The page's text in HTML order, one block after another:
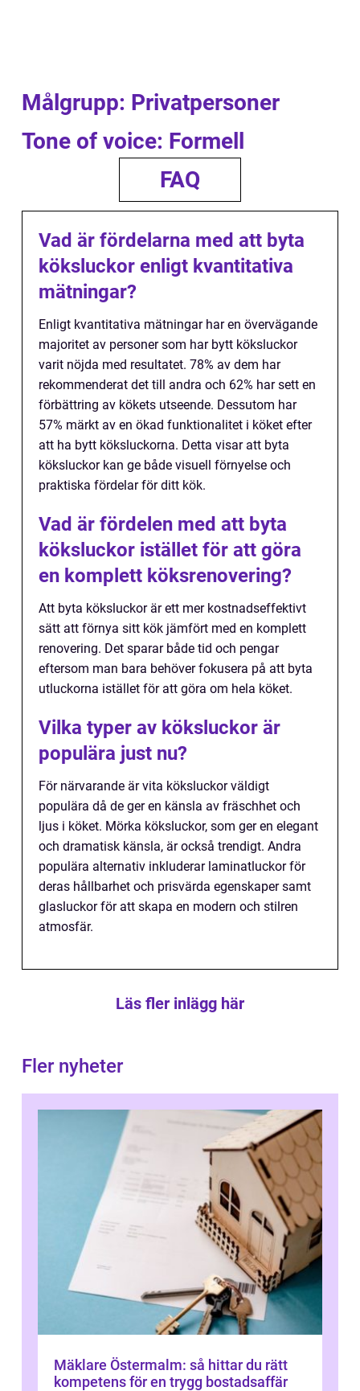
Målgrupp: Privatpersoner
Tone of voice: Formell
FAQ
Vad är fördelarna med att byta
köksluckor enligt kvantitativa
mätningar?
Enligt kvantitativa mätningar har en övervägande
majoritet av personer som har bytt köksluckor
varit nöjda med resultatet. 78% av dem har
rekommenderat det till andra och 62% har sett en
förbättring av kökets utseende. Dessutom har
57% märkt av en ökad funktionalitet i köket efter
att ha bytt köksluckorna. Detta visar att byta
köksluckor kan ge både visuell förnyelse och
praktiska fördelar för ditt kök.
Vad är fördelen med att byta
köksluckor istället för att göra
en komplett köksrenovering?
Att byta köksluckor är ett mer kostnadseffektivt
sätt att förnya sitt kök jämfört med en komplett
renovering. Det sparar både tid och pengar
eftersom man bara behöver fokusera på att byta
utluckorna istället för att göra om hela köket.
Vilka typer av köksluckor är
populära just nu?
För närvarande är vita köksluckor väldigt
populära då de ger en känsla av fräschhet och
ljus i köket. Mörka köksluckor, som ger en elegant
och dramatisk känsla, är också trendigt. Andra
populära alternativ inkluderar laminatluckor för
deras hållbarhet och prisvärda egenskaper samt
glasluckor för att skapa en modern och stilren
atmosfär.
Läs fler inlägg här
Fler nyheter
Mäklare Östermalm: så hittar du rätt
kompetens för en trygg bostadsaffär